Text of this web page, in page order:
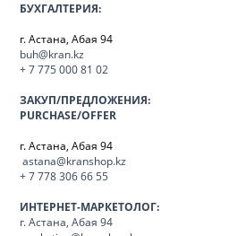
БУХГАЛТЕРИЯ:
г. Астана, Абая 94
buh@kran.kz
+ 7 775 000 81 02
ЗАКУП/ПРЕДЛОЖЕНИЯ:
PURCHASE/OFFER
г. Астана, Абая 94
astana@kranshop.kz
+ 7 778 306 66 55
ИНТЕРНЕТ-МАРКЕТОЛОГ:
г. Астана, Абая 94